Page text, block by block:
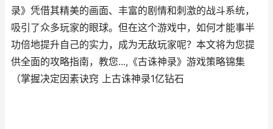
录》凭借其精美的画面、丰富的剧情和刺激的战斗系统，
吸引了众多玩家的眼球。但在这个游戏中，如何才能事半
功倍地提升自己的实力，成为无敌玩家呢？本文将为您提
供全面的攻略指南，教您...,《古诛神录》游戏策略锦集
（掌握决定因素诀窍 上古诛神录1亿钻石